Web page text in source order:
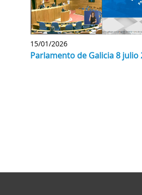
15/01/2026
Parlamento de Galicia 8 julio